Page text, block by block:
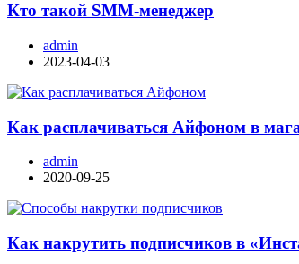
Кто такой SMM-менеджер
admin
2023-04-03
Как расплачиваться Айфоном в
admin
2020-09-25
Как накрутить подписчиков в